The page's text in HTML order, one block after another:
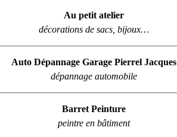
Au petit atelier
décorations de sacs, bijoux…
Auto Dépannage Garage Pierrel Jacques
dépannage automobile
Barret Peinture
peintre en bâtiment